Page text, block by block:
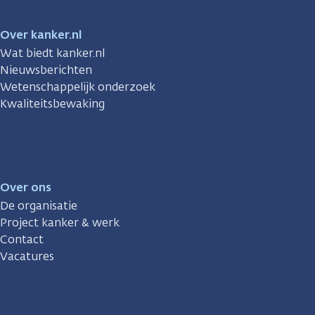
Over kanker.nl
Wat biedt kanker.nl
Nieuwsberichten
Wetenschappelijk onderzoek
Kwaliteitsbewaking
Over ons
De organisatie
Project kanker & werk
Contact
Vacatures